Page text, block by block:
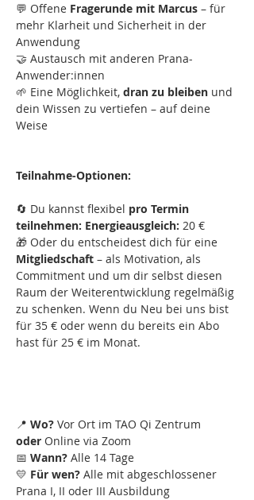
💬 Offene Fragerunde mit Marcus – für
mehr Klarheit und Sicherheit in der
Anwendung
🤝 Austausch mit anderen Prana-
Anwender:innen
🌱 Eine Möglichkeit, dran zu bleiben und
dein Wissen zu vertiefen – auf deine
Weise
Teilnahme-Optionen:
🔄 Du kannst flexibel pro Termin
teilnehmen: Energieausgleich: 20 €
🎁 Oder du entscheidest dich für eine
Mitgliedschaft – als Motivation, als
Commitment und um dir selbst diesen
Raum der Weiterentwicklung regelmäßig
zu schenken. Wenn du Neu bei uns bist
für 35 € oder wenn du bereits ein Abo
hast für 25 € im Monat.
📍 Wo? Vor Ort im TAO Qi Zentrum
oder Online via Zoom
📅 Wann? Alle 14 Tage
💛 Für wen? Alle mit abgeschlossener
Prana I, II oder III Ausbildung